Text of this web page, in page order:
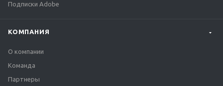
Подписки Adobe
КОМПАНИЯ
О компании
Команда
Партнеры